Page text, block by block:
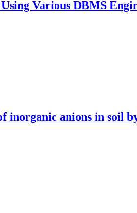
Various DBMS
inorganic anions in soil